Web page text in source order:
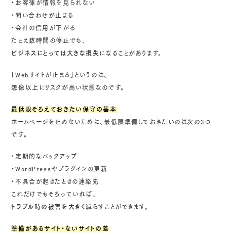
・お客様が情報を見られない
・問い合わせが止まる
・会社の信用が下がる
たとえ数時間の停止でも、
ビジネスにとっては大きな損失になることがあります。
「Webサイトが止まる」というのは、
想像以上にリスクが高い状態なのです。
最低限そろえておきたい保守の基本
ホームページを止めないために、最低限準備しておきたいのは次の3つ
です。
・定期的なバックアップ
・WordPressやプラグインの更新
・不具合が起きたときの連絡先
これだけでもそろっていれば、
トラブル時の被害を大きく減らす ことができます。
準備があるサイト・ないサイトの差